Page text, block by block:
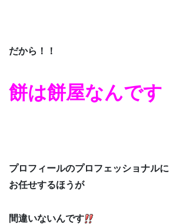
だから！！
餅は餅屋なんです
プロフィールのプロフェッショナルに
お任せするほうが
間違いないんです